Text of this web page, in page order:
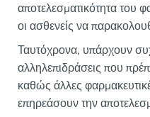
αποτελεσματικότητα του
οι ασθενείς να
Ταυτόχρονα, υπάρχουν
αλληλεπιδράσεις που
καθώς άλλες
επηρεάσουν την